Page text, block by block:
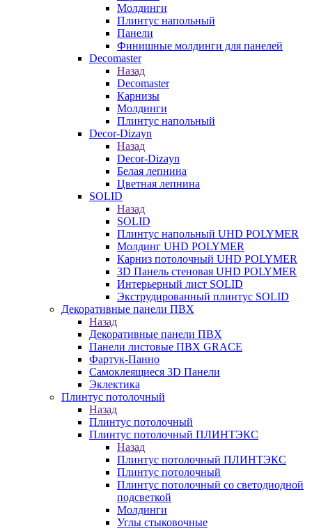
Молдинги
Плинтус напольный
Панели
Финишные молдинги для панелей
Decomaster
Назад
Decomaster
Карнизы
Молдинги
Плинтус напольный
Decor-Dizayn
Назад
Decor-Dizayn
Белая лепнина
Цветная лепнина
SOLID
Назад
SOLID
Плинтус напольный UHD POLYMER
Молдинг UHD POLYMER
Карниз потолочный UHD POLYMER
3D Панель стеновая UHD POLYMER
Интерьерный лист SOLID
Экструдированный плинтус SOLID
Декоративные панели ПВХ
Назад
Декоративные панели ПВХ
Панели листовые ПВХ GRACE
Фартук-Панно
Самоклеящиеся 3D Панели
Эклектика
Плинтус потолочный
Назад
Плинтус потолочный
Плинтус потолочный ПЛИНТЭКС
Назад
Плинтус потолочный ПЛИНТЭКС
Плинтус потолочный
Плинтус потолочный со светодиодной
подсветкой
Молдинги
Углы стыковочные